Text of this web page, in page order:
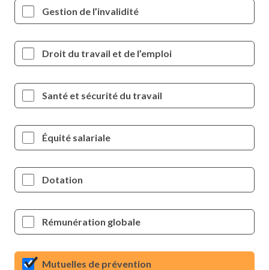
Gestion de l’invalidité
Droit du travail et de l’emploi
Santé et sécurité du travail
Équité salariale
Dotation
Rémunération globale
Mutuelles de prévention